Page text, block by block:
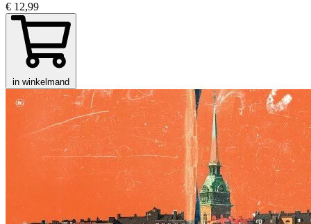
€ 12,99
in winkelmand